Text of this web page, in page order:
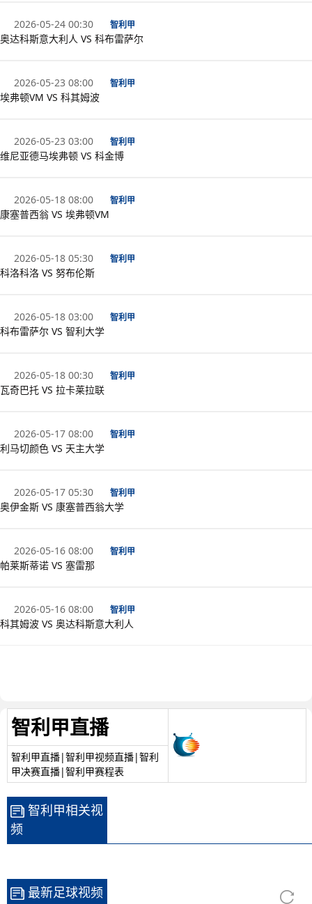
2026-05-24 00:30 智利甲
奥达科斯意大利人 VS 科布雷萨尔
2026-05-23 08:00 智利甲
埃弗顿VM VS 科其姆波
2026-05-23 03:00 智利甲
维尼亚德马埃弗顿 VS 科金博
2026-05-18 08:00 智利甲
康塞普西翁 VS 埃弗顿VM
2026-05-18 05:30 智利甲
科洛科洛 VS 努布伦斯
2026-05-18 03:00 智利甲
科布雷萨尔 VS 智利大学
2026-05-18 00:30 智利甲
瓦奇巴托 VS 拉卡莱拉联
2026-05-17 08:00 智利甲
利马切颜色 VS 天主大学
2026-05-17 05:30 智利甲
奥伊金斯 VS 康塞普西翁大学
2026-05-16 08:00 智利甲
帕莱斯蒂诺 VS 塞雷那
2026-05-16 08:00 智利甲
科其姆波 VS 奥达科斯意大利人
智利甲直播
智利甲直播|智利甲视频直播|智利
甲决赛直播|智利甲赛程表
智利甲相关视
频
最新足球视频